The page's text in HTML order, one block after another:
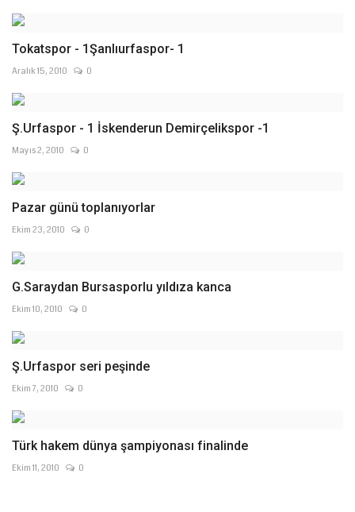
Tokatspor - 1Şanlıurfaspor- 1
Aralık 15, 2010 0
Ş.Urfaspor - 1 İskenderun Demirçelikspor -1
Mayıs 2, 2010 0
Pazar günü toplanıyorlar
Ekim 23, 2010 0
G.Saraydan Bursasporlu yıldıza kanca
Ekim 10, 2010 0
Ş.Urfaspor seri peşinde
Ekim 7, 2010 0
Türk hakem dünya şampiyonası finalinde
Ekim 11, 2010 0